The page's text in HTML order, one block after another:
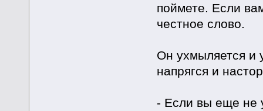
поймете. Если
честное слово.
Он ухмыляется и
напрягся и
- Если вы еще не